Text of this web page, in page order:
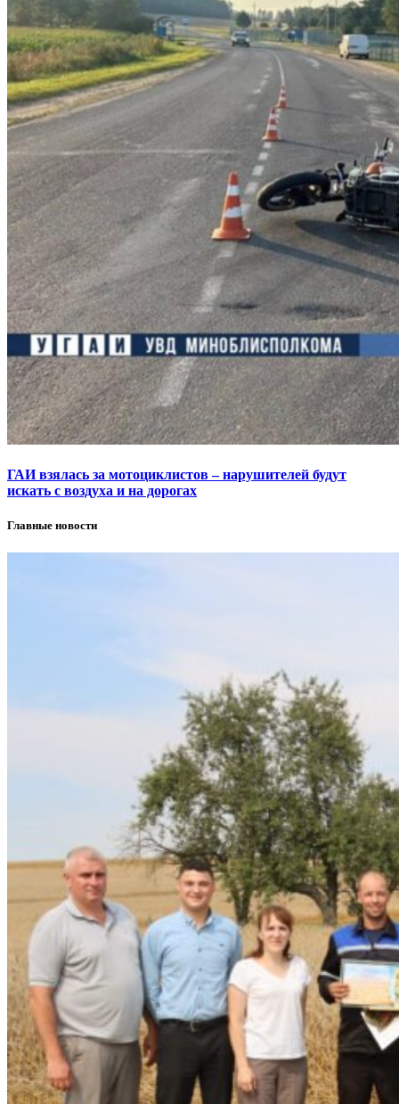
ГАИ взялась за мотоциклистов – нарушителей будут
искать с воздуха и на дорогах
Главные новости